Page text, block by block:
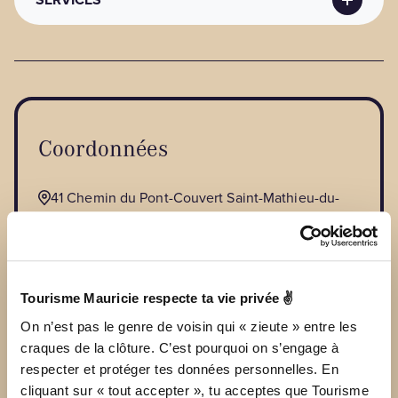
Tourisme Mauricie respecte ta vie privée ✌
On n’est pas le genre de voisin qui « zieute » entre les
craques de la clôture. C’est pourquoi on s’engage à
respecter et protéger tes données personnelles. En
cliquant sur « tout accepter », tu acceptes que Tourisme
Coordonnées
https://www.baladesclassiquesmauricie.ca/
ANIMAUX DE COMPAGNIE
Chiens (en laisse) admis
Coordonnées
41 Chemin du Pont-Couvert Saint-Mathieu-du-
Parc, Quebec (CANADA) G0X 1N0
Téléphone principal :514 625-9436
SITE INTERNET
VOIR LES TARIFS
baladesclassiquesmauricie@gmail.com